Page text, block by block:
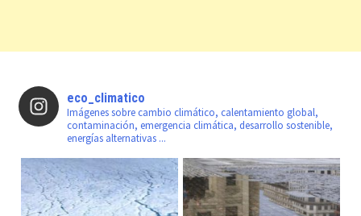
eco_climatico
Imágenes sobre cambio climático, calentamiento global,
contaminación, emergencia climática, desarrollo sostenible,
energías alternativas ...